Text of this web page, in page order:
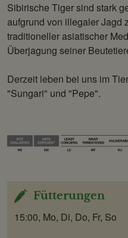
Sibirische Tiger sind stark
aufgrund von illegaler Jagd
traditioneller asiatischer
Überjagung seiner
Derzeit leben bei uns im
"Sungari" und "Pepe".
Fütterungen
15:00, Mo, Di, Do, Fr, So